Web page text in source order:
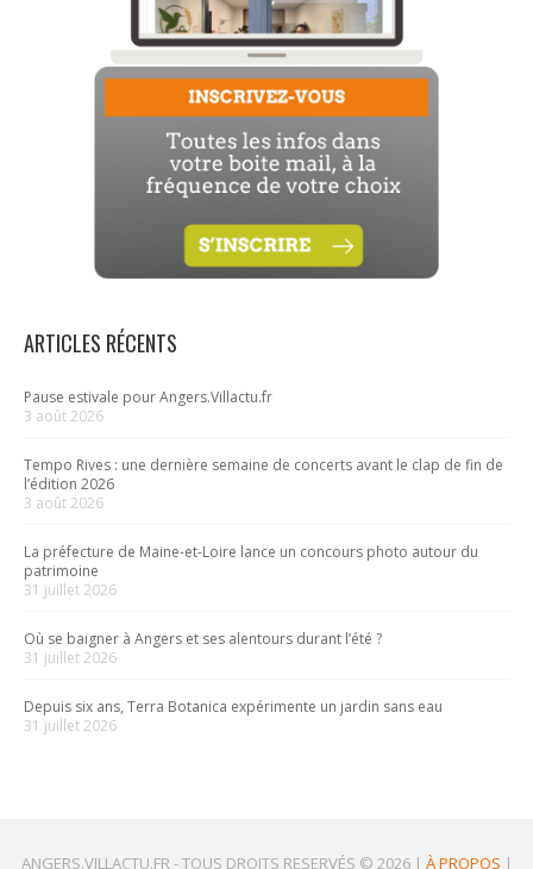
ARTICLES RÉCENTS
Pause estivale pour Angers.Villactu.fr
3 août 2026
Tempo Rives : une dernière semaine de concerts avant le clap de fin de
l’édition 2026
3 août 2026
La préfecture de Maine-et-Loire lance un concours photo autour du
patrimoine
31 juillet 2026
Où se baigner à Angers et ses alentours durant l’été ?
31 juillet 2026
Depuis six ans, Terra Botanica expérimente un jardin sans eau
31 juillet 2026
ANGERS.VILLACTU.FR -TOUS DROITS RESERVÉS © 2026| À PROPOS |